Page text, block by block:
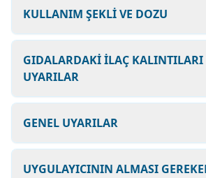
KULLANIM ŞEKLİ VE DOZU
GIDALARDAKİ İLAÇ
UYARILAR
GENEL UYARILAR
UYGULAYICININ ALMASI